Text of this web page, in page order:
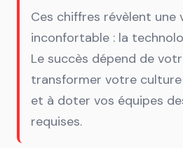
Ces chiffres révèlent une
inconfortable : la
Le succès dépend de
transformer votre
et à doter vos équipes
requises.